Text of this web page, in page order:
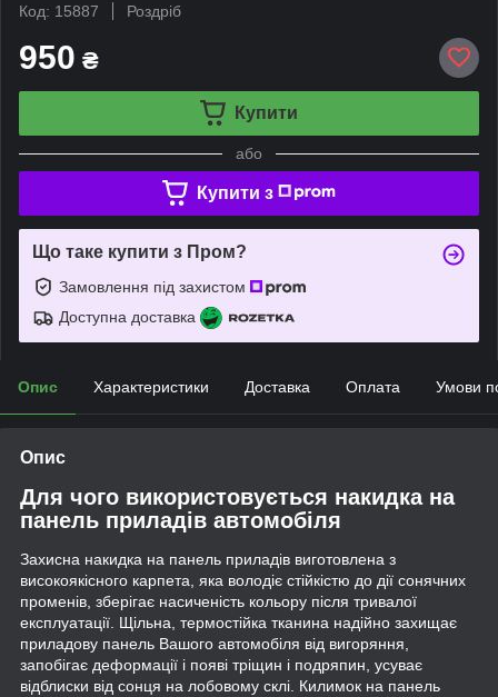
Код: 15887
Роздріб
950 ₴
Купити
або
Купити з
Що таке купити з Пром?
Замовлення під захистом
Доступна доставка
Опис Характеристики Доставка Оплата Умови
Опис
Для чого використовується накидка на
панель приладів автомобіля
Захисна накидка на панель приладів виготовлена з
високоякісного карпета, яка володіє стійкістю до дії сонячних
променів, зберігає насиченість кольору після тривалої
експлуатації. Щільна, термостійка тканина надійно захищає
приладову панель Вашого автомобіля від вигоряння,
запобігає деформації і появі тріщин і подряпин, усуває
відблиски від сонця на лобовому склі. Килимок на панель